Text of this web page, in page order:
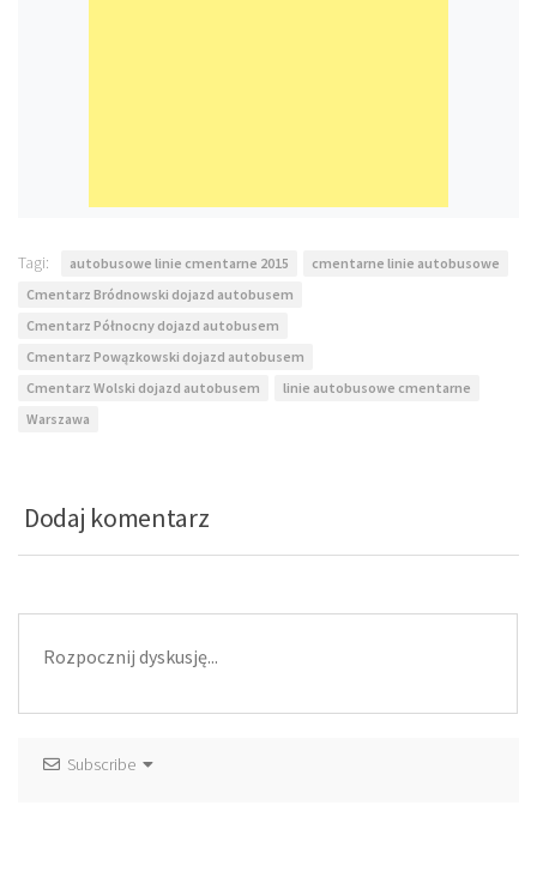
Tagi: autobusowe linie cmentarne 2015
cmentarne linie autobusowe
Cmentarz Bródnowski dojazd autobusem
Cmentarz Północny dojazd autobusem
Cmentarz Powązkowski dojazd autobusem
Cmentarz Wolski dojazd autobusem
linie autobusowe cmentarne
Warszawa
Dodaj komentarz
Subscribe